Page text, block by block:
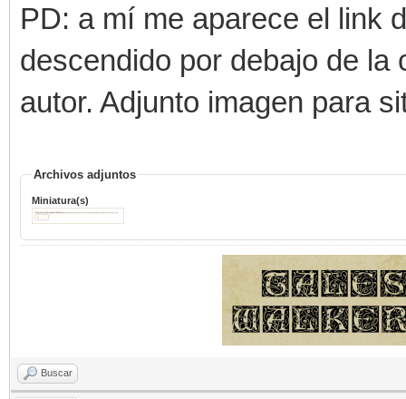
PD: a mí me aparece el link
descendido por debajo de la
autor. Adjunto imagen para
Archivos adjuntos
Miniatura(s)
Buscar